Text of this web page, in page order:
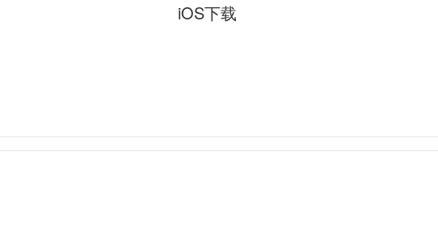
iOS下载